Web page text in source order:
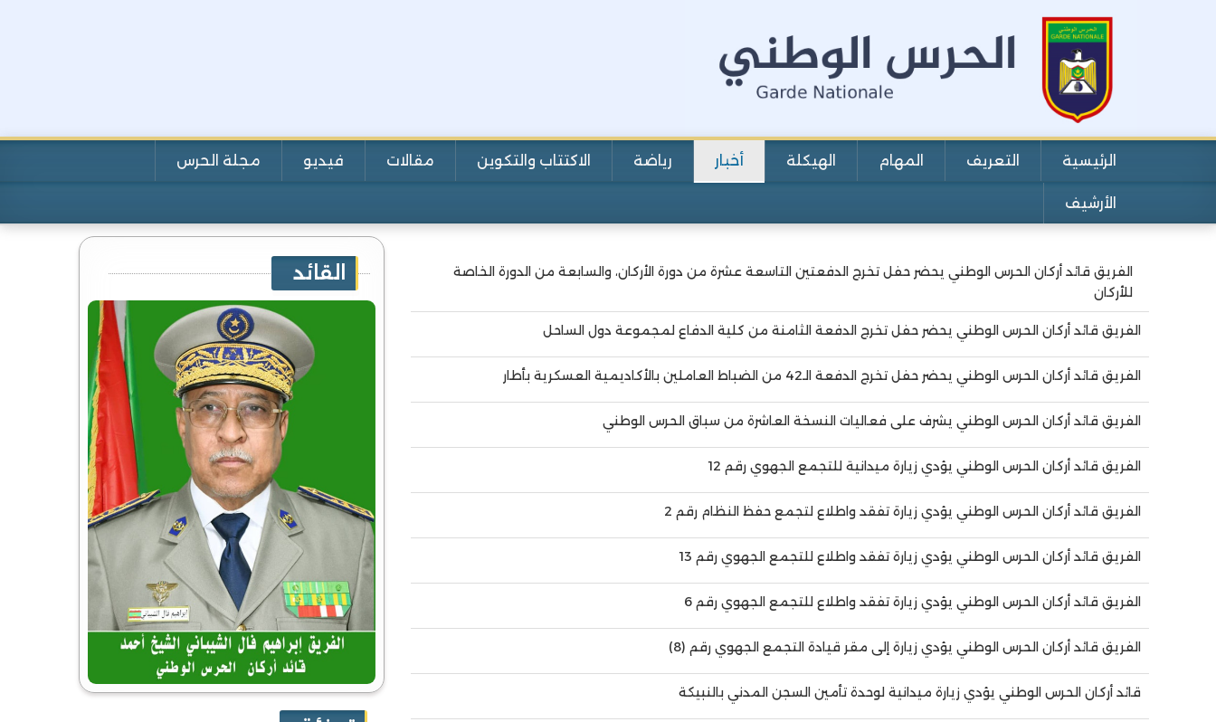
Main navigation
الرئيسية التعريف المهام الهيكلة أخبار رياضة الاكتتاب والتكوين مقالات فيديو مجلة الحرس
الأرشيف
الفريق قائد أركان الحرس الوطني يحضر حفل تخرج الدفعتين التاسعة عشرة من دورة الأركان، والسابعة من الدورة الخاصة
للأركان
الفريق قائد أركان الحرس الوطني يحضر حفل تخرج الدفعة الثامنة من كلية الدفاع لمجموعة دول الساحل
الفريق قائد أركان الحرس الوطني يحضر حفل تخرج الدفعة الـ42 من الضباط العاملين بالأكاديمية العسكرية بأطار
الفريق قائد أركان الحرس الوطني يشرف على فعاليات النسخة العاشرة من سباق الحرس الوطني
الفريق قائد أركان الحرس الوطني يؤدي زيارة ميدانية للتجمع الجهوي رقم 12
الفريق قائد أركان الحرس الوطني يؤدي زيارة تفقد واطلاع لتجمع حفظ النظام رقم 2
الفريق قائد أركان الحرس الوطني يؤدي زيارة تفقد واطلاع للتجمع الجهوي رقم 13
الفريق قائد أركان الحرس الوطني يؤدي زيارة تفقد واطلاع للتجمع الجهوي رقم 6
الفريق قائد أركان الحرس الوطني يؤدي زيارة إلى مقر قيادة التجمع الجهوي رقم (8)
قائد أركان الحرس الوطني يؤدي زيارة ميدانية لوحدة تأمين السجن المدني بالنبيكة
Pagination القائد